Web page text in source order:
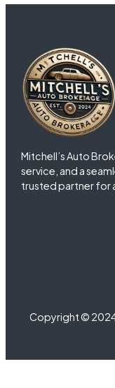
Mitchell’s Auto
service, and a
trusted partner for
Copyright © 2024